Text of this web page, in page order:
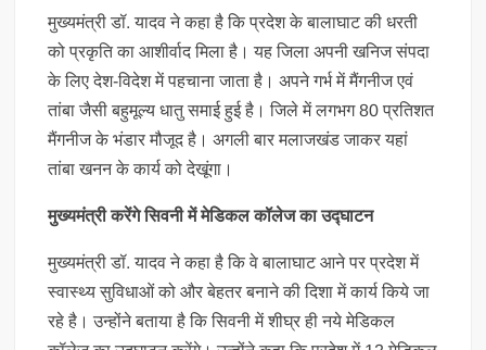
मुख्यमंत्री डॉ. यादव ने कहा है कि प्रदेश के बालाघाट की धरती
को प्रकृति का आशीर्वाद मिला है। यह जिला अपनी खनिज संपदा
के लिए देश-विदेश में पहचाना जाता है। अपने गर्भ में मैंगनीज एवं
तांबा जैसी बहुमूल्य धातु समाई हुई है। जिले में लगभग 80 प्रतिशत
मैंगनीज के भंडार मौजूद है। अगली बार मलाजखंड जाकर यहां
तांबा खनन के कार्य को देखूंगा।
मुख्यमंत्री करेंगे सिवनी में मेडिकल कॉलेज का उद्घाटन
मुख्यमंत्री डॉ. यादव ने कहा है कि वे बालाघाट आने पर प्रदेश में
स्वास्थ्य सुविधाओं को और बेहतर बनाने की दिशा में कार्य किये जा
रहे है। उन्होंने बताया है कि सिवनी में शीघ्र ही नये मेडिकल